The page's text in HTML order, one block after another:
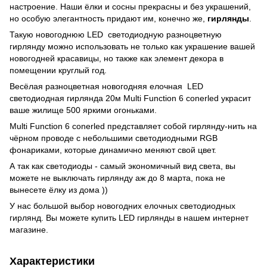
настроение. Наши ёлки и сосны прекрасны и без украшений,
но особую элегантность придают им, конечно же, гирлянды
Такую новогоднюю LED светодиодную разноцветную
гирлянду можно использовать не только как украшение вашей
новогодней красавицы, но также как элемент декора в
помещении круглый год.
Весёлая разноцветная новогодняя елочная LED
светодиодная гирлянда 20м Multi Function 6 conerled украсит
ваше жилище 500 яркими огоньками.
Multi Function 6 conerled представляет собой гирлянду-нить на
чёрном проводе с небольшими светодиодными RGB
фонариками, которые динамично меняют свой цвет.
А так как светодиоды - самый экономичный вид света, вы
можете не выключать гирлянду аж до 8 марта, пока не
вынесете ёлку из дома ))
У нас большой выбор новогодних елочных светодиодных
гирлянд. Вы можете купить LED гирлянды в нашем интернет
магазине.
Характеристики